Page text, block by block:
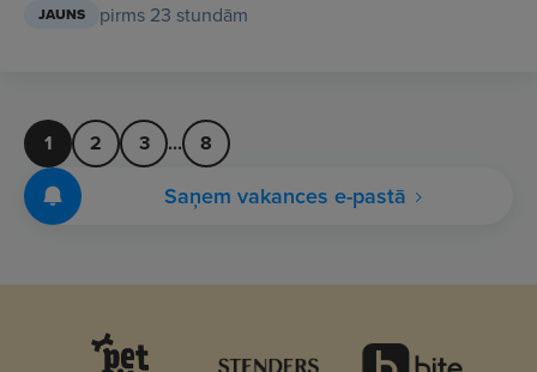
JAUNS pirms 23 stundām
1 2 3 ... 8
Saņem vakances e-pastā